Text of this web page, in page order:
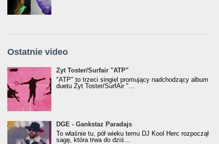
Ostatnie video
Żyt Toster/SurfAir - ATP VIDEO
Żyt Toster/Surfair "ATP"
"ATP" to trzeci singiel promujący nadchodzący album
duetu Żyt Toster/SurfAir "...
donGURALesko z nagrodą za
Klasyczny/Trueschoolowy Album Roku
(Popkillery 2023)
DGE - Gankstaz Paradajs
To właśnie tu, pół wieku temu DJ Kool Herc rozpoczął
sagę, która trwa do dziś...